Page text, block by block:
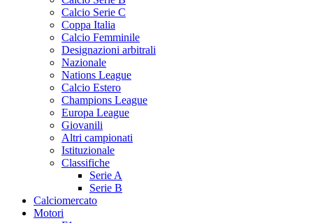
Calcio Serie C
Coppa Italia
Calcio Femminile
Designazioni arbitrali
Nazionale
Nations League
Calcio Estero
Champions League
Europa League
Giovanili
Altri campionati
Istituzionale
Classifiche
Serie A
Serie B
Calciomercato
Motori